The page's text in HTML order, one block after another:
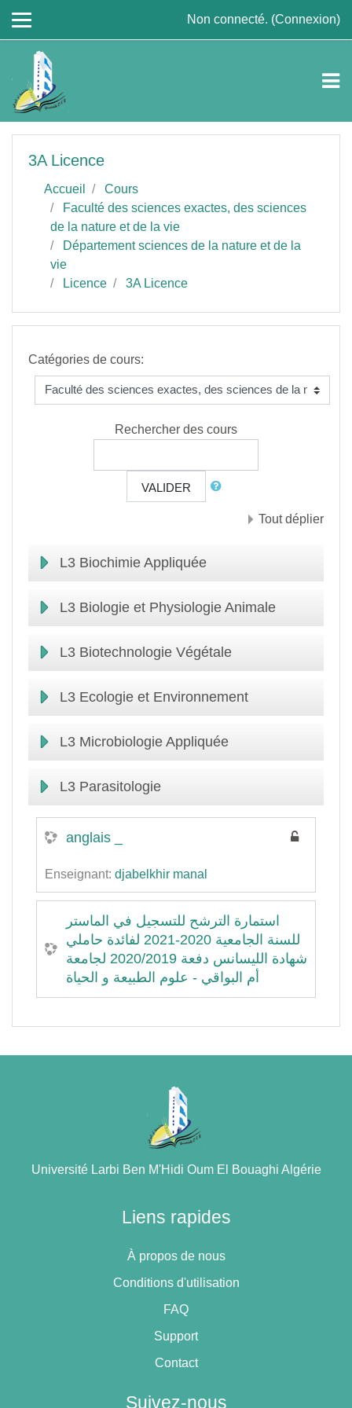
Non connecté. (Connexion)
3A Licence
Accueil
Cours
Faculté des sciences exactes, des sciences
de la nature et de la vie
Département sciences de la nature et de la
vie
Licence
3A Licence
Catégories de cours:
Rechercher des cours
VALIDER
Tout déplier
L3 Biochimie Appliquée
L3 Biologie et Physiologie Animale
L3 Biotechnologie Végétale
L3 Ecologie et Environnement
L3 Microbiologie Appliquée
L3 Parasitologie
anglais _
Enseignant: djabelkhir manal
استمارة الترشح للتسجيل في الماستر
للسنة الجامعية 2020-2021 لفائدة حاملي
شهادة الليسانس دفعة 2020/2019 لجامعة
أم البواقي - علوم الطبيعة و الحياة
Université Larbi Ben M'Hidi Oum El Bouaghi Algérie
Liens rapides
À propos de nous
Conditions d'utilisation
FAQ
Support
Contact
Suivez-nous